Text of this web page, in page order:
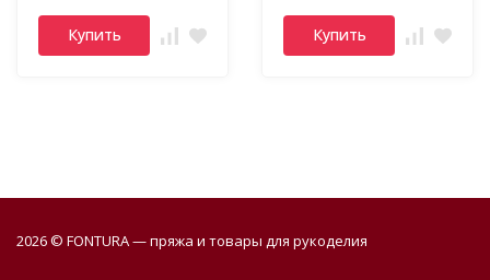
Купить Купить
2026 © FONTURA — пряжа и товары для рукоделия